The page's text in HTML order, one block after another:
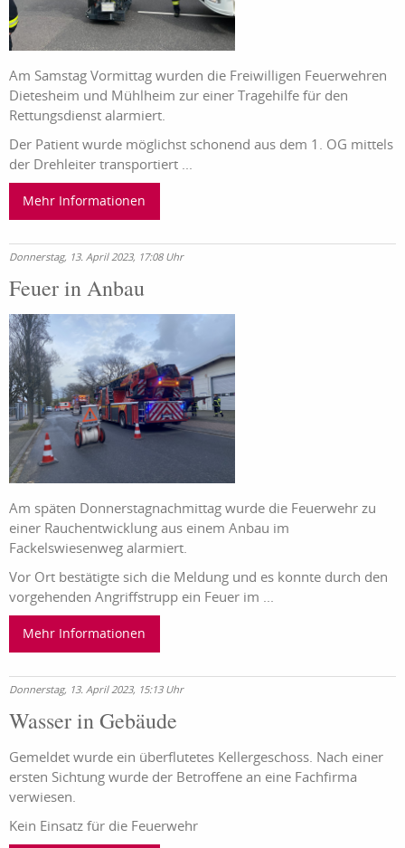
Am Samstag Vormittag wurden die Freiwilligen Feuerwehren
Dietesheim und Mühlheim zur einer Tragehilfe für den
Rettungsdienst alarmiert.
Der Patient wurde möglichst schonend aus dem 1. OG mittels
der Drehleiter transportiert ...
Mehr Informationen
Donnerstag, 13. April 2023, 17:08 Uhr
Feuer in Anbau
Am späten Donnerstagnachmittag wurde die Feuerwehr zu
einer Rauchentwicklung aus einem Anbau im
Fackelswiesenweg alarmiert.
Vor Ort bestätigte sich die Meldung und es konnte durch den
vorgehenden Angriffstrupp ein Feuer im ...
Mehr Informationen
Donnerstag, 13. April 2023, 15:13 Uhr
Wasser in Gebäude
Gemeldet wurde ein überflutetes Kellergeschoss. Nach einer
ersten Sichtung wurde der Betroffene an eine Fachfirma
verwiesen.
Kein Einsatz für die Feuerwehr